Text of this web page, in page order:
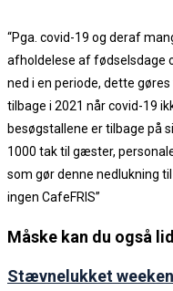
“Pga. covid-19 og deraf
afholdelese af fødselsdage
ned i en periode, dette
tilbage i 2021 når covid-19
besøgstallene er tilbage på
1000 tak til gæster,
som gør denne nedlukning
ingen CafeFRIS”
Måske kan du også
Stævnelukket